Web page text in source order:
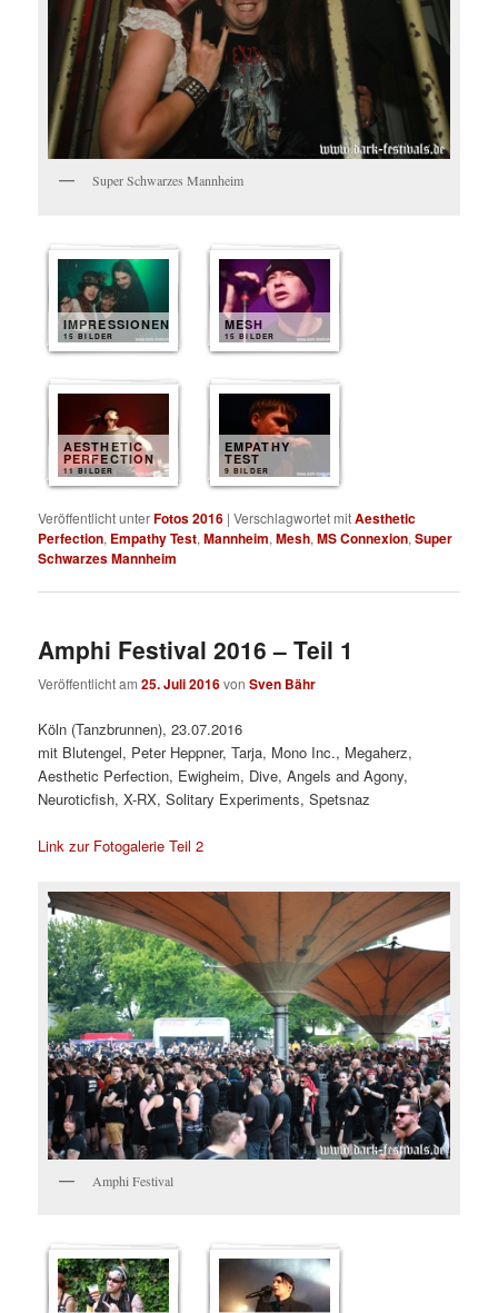
Super Schwarzes Mannheim
IMPRESSIONEN
15 BILDER
MESH
15 BILDER
AESTHETIC
PERFECTION
11 BILDER
EMPATHY
TEST
9 BILDER
Veröffentlicht unterFotos 2016 |Verschlagwortet mitAesthetic
Perfection, Empathy Test,Mannheim,Mesh,MS Connexion,Super
Schwarzes Mannheim
Amphi Festival 2016 – Teil 1
Veröffentlicht am25. Juli 2016vonSven Bähr
Köln (Tanzbrunnen), 23.07.2016
mit Blutengel, Peter Heppner, Tarja, Mono Inc., Megaherz,
Aesthetic Perfection, Ewigheim, Dive, Angels and Agony,
Neuroticfish, X-RX, Solitary Experiments, Spetsnaz
Link zur Fotogalerie Teil 2
Amphi Festival